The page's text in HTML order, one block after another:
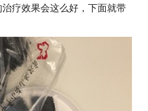
疗效果会这么好，下面就带